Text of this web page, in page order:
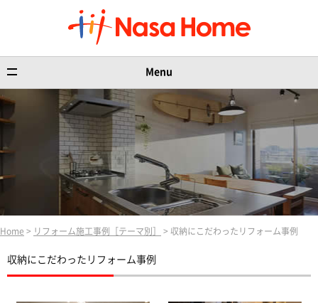
Menu
Home > リフォーム施工事例［テーマ別］ > 収納にこだわったリフォーム事例
収納にこだわったリフォーム事例